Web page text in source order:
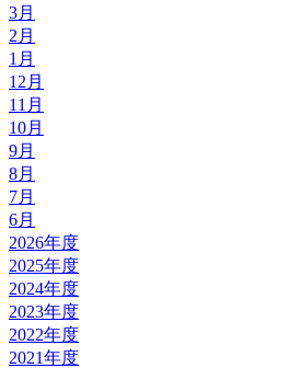
3月
2月
1月
12月
11月
10月
9月
8月
7月
6月
2026年度
2025年度
2024年度
2023年度
2022年度
2021年度